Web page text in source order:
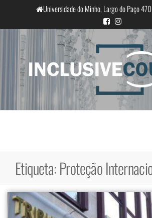
o
conteúdo
Universidade do Minho, Largo do Paço
InclusiveCourts
Igualdade e
prática judicial
Etiqueta:Proteção